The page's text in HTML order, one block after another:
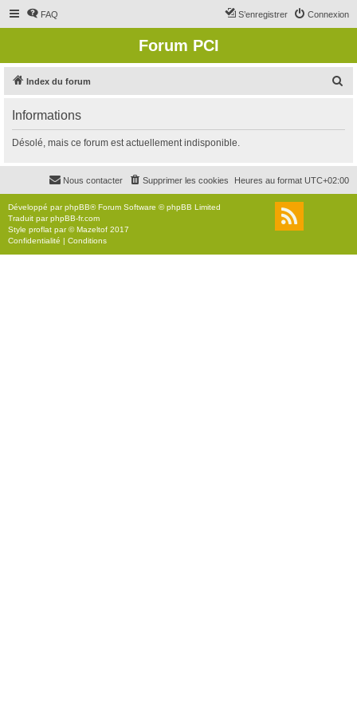
FAQ Connexion
S’enregistrer
Forum PCI
Index du forum
r
c
r
Informations
Désolé, mais ce forum est actuellement indisponible.
Heures au format UTC+02:00
Supprimer les cookies
Nous contacter
Développé parphpBB® Forum Software © phpBB Limited
Traduit parphpBB-fr.com
Style proflat par ©Mazeltof 2017
Confidentialité | Conditions